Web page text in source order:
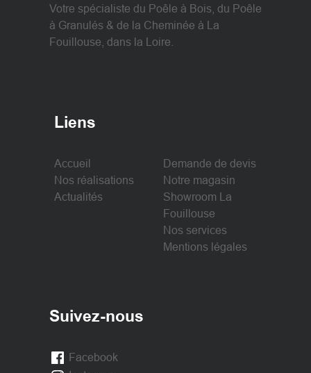
Votre spécialiste du Poêle à Bois, du Poêle
à Granulés & de la Cheminée à La
Fouillouse, dans la Loire.
Liens
Accueil
Nos réalisations
Actualités
Demande de devis
Notre magasin
Showroom La
Fouillouse
Nos services
Mentions légales
Suivez-nous
Facebook